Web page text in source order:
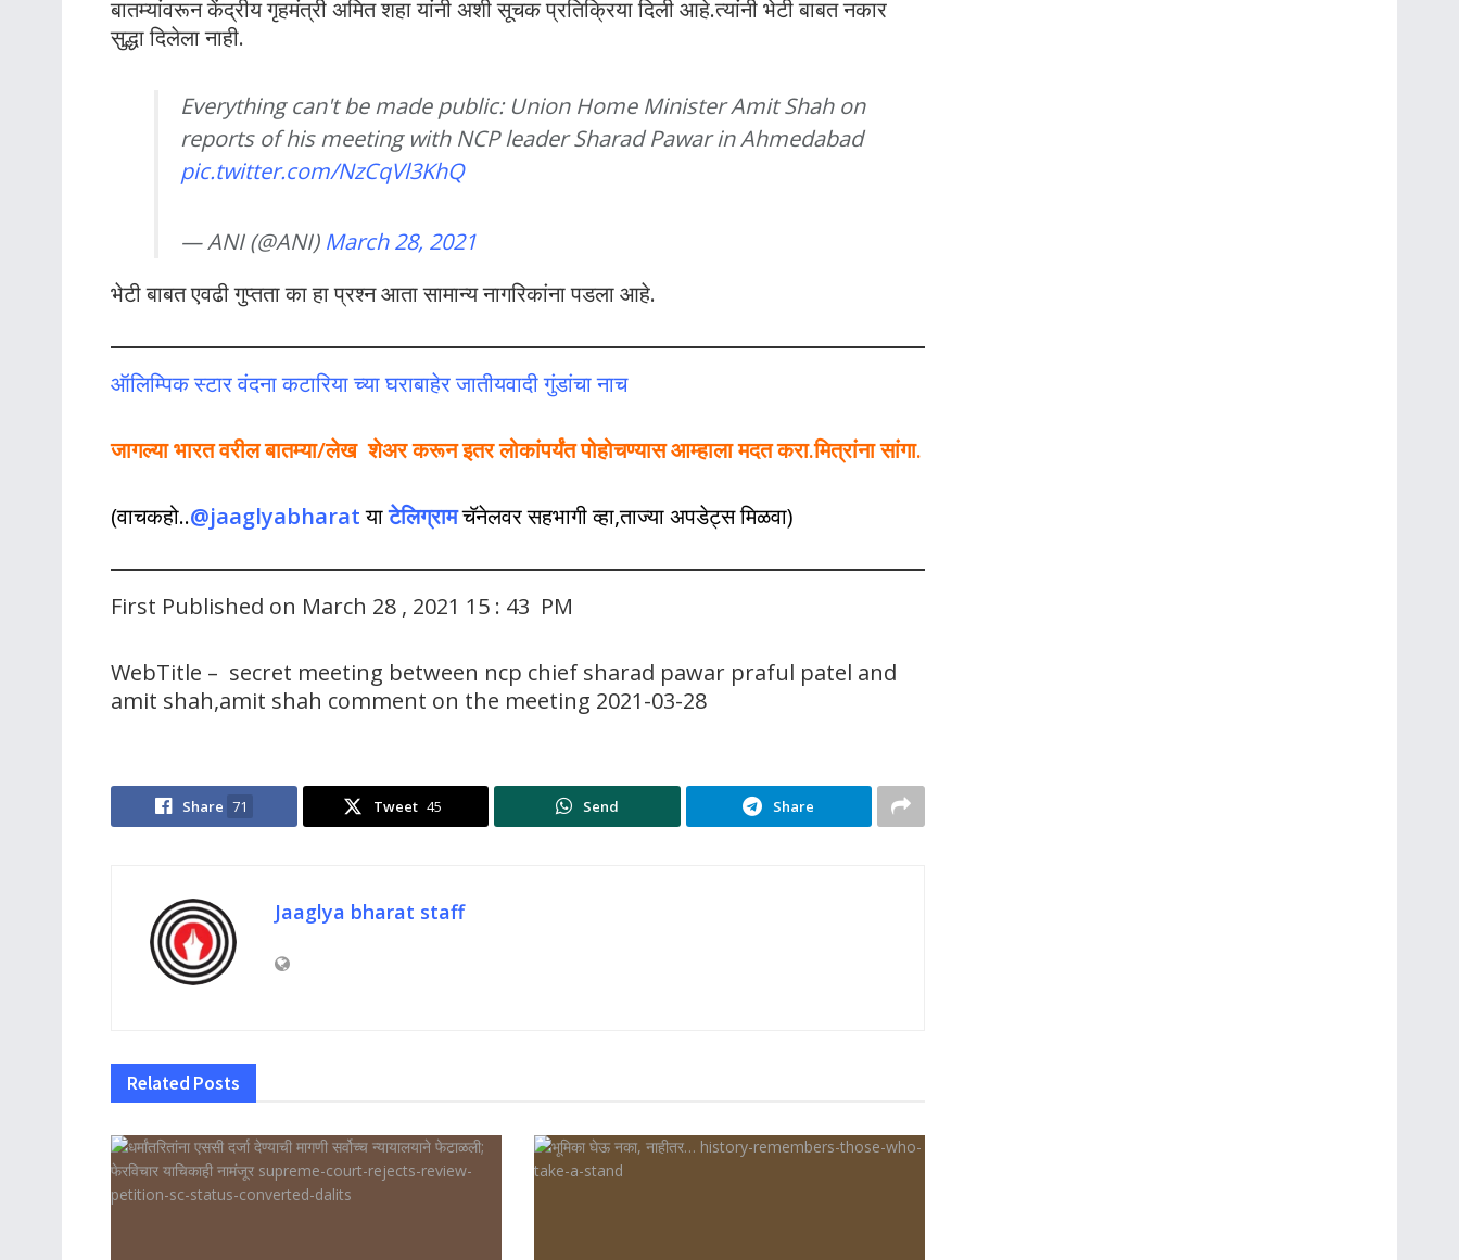
बातम्यांवरून केंद्रीय गृहमंत्री अमित शहा यांनी अशी सूचक प्रतिक्रिया दिली आहे.त्यांनी भेटी बाबत नकार
सुद्धा दिलेला नाही.
Everything can't be made public: Union Home Minister Amit Shah on
reports of his meeting with NCP leader Sharad Pawar in Ahmedabad
pic.twitter.com/NzCqVl3KhQ
— ANI (@ANI) March 28, 2021
भेटी बाबत एवढी गुप्तता का हा प्रश्न आता सामान्य नागरिकांना पडला आहे.
ऑलिम्पिक स्टार वंदना कटारिया च्या घराबाहेर जातीयवादी गुंडांचा नाच
जागल्या भारत वरील बातम्या/लेख शेअर करून इतर लोकांपर्यंत पोहोचण्यास आम्हाला मदत करा.मित्रांना सांगा.
(वाचकहो..@jaaglyabharat याटेलिग्रामचॅनेलवर सहभागी व्हा,ताज्या अपडेट्स मिळवा)
First Published on March 28 , 2021 15 : 43 PM
WebTitle – secret meeting between ncp chief sharad pawar praful patel and
amit shah,amit shah comment on the meeting 2021-03-28
Share 71 Tweet 45 Send Share
Jaaglya bharat staff
Related Posts